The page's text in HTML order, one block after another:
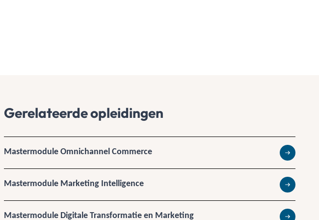
Gerelateerde opleidingen
Mastermodule Omnichannel Commerce
Lees meer
Mastermodule Marketing Intelligence
Lees meer
Mastermodule Digitale Transformatie en Marketing